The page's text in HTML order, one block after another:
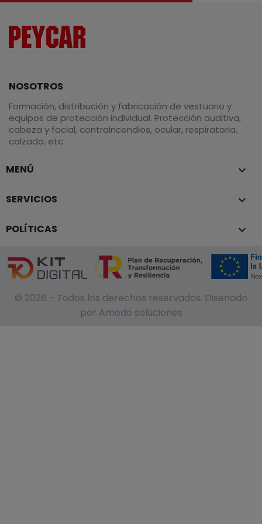
NOSOTROS
Formación, distribución y fabricación de vestuario y
equipos de protección individual. Protección auditiva,
cabeza y facial, contraincendios, ocular, respiratoria,
calzado, etc.
MENÚ 
SERVICIOS 
POLÍTICAS 
© 2026 - Todos los derechos reservados. Diseñado
por Amodo soluciones